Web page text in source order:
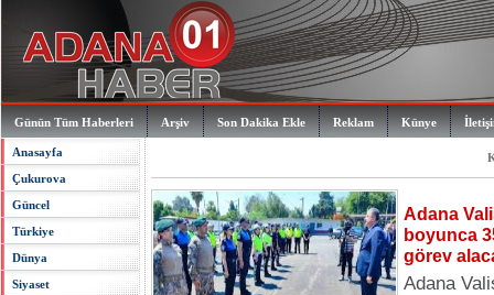
Günün Tüm Haberleri Arşiv Son Dakika Ekle Reklam Künye
Anasayfa
Çukurova
Güncel
Türkiye
Dünya
Siyaset
Adana
boyunca
görev
Adana